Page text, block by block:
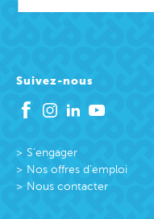
Suivez-nous
S’engager
Nos offres d’emploi
Nous contacter